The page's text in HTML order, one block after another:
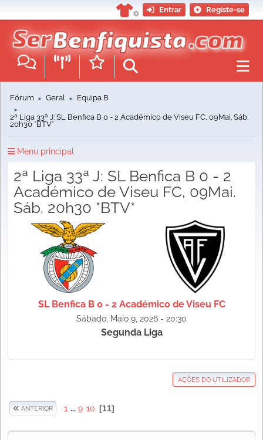
Entrar Registe-se
Fórum ► Geral ► Equipa B
►
2ª Liga 33ª J: SL Benfica B 0 - 2 Académico de Viseu FC, 09Mai. Sáb.
20h30 *BTV*
Menu principal
2ª Liga 33ª J: SL Benfica B 0 - 2
Académico de Viseu FC, 09Mai.
Sáb. 20h30 *BTV*
SL Benfica B 0 - 2 Académico de Viseu FC
Sábado, Maio 9, 2026 - 20:30
Segunda Liga
AÇÕES DO UTILIZADOR
ANTERIOR 1 ... 9 10 11